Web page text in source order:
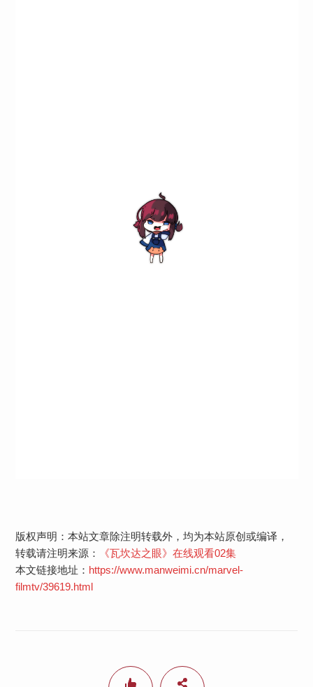
版权声明：本站文章除注明转载外，均为本站原创或编译，
转载请注明来源：
《瓦坎达之眼》在线观看02集
本文链接地址： https://www.manweimi.cn/marvel-
filmtv/39619.html